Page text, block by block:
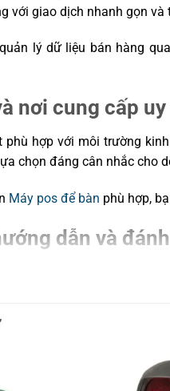
với giao dịch nhanh gọn và
lý dữ liệu bán hàng
nơi cung cấp
phù hợp với môi trường
chọn đáng cân nhắc cho
Máy pos để bàn phù hợp,
dẫn và
máy pos Elanda A3 và